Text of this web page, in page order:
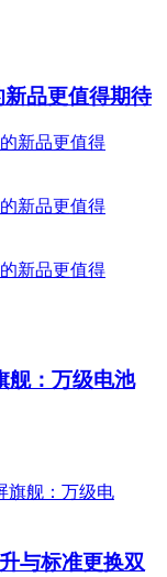
新品更值得期待
舰：万级电池
与标准更换双